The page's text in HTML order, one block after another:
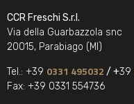
CCR Freschi S.r.l.
Via della Guarbazzola snc
20015, Parabiago (MI)
Tel.: +39 0331 495032 / +39
Fax: +39 0331 554736